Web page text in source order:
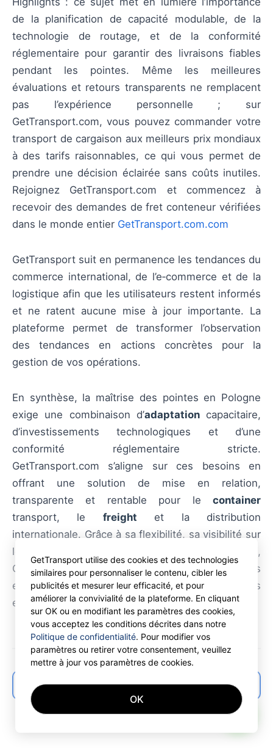
de la planification de capacité modulable, de la
technologie de routage, et de la conformité
réglementaire pour garantir des livraisons fiables
pendant les pointes. Même les meilleures
évaluations et retours transparents ne remplacent
pas l’expérience personnelle ; sur
GetTransport.com, vous pouvez commander votre
transport de cargaison aux meilleurs prix mondiaux
à des tarifs raisonnables, ce qui vous permet de
prendre une décision éclairée sans coûts inutiles.
Rejoignez GetTransport.com et commencez à
recevoir des demandes de fret conteneur vérifiées
dans le monde entier GetTransport.com.com
GetTransport suit en permanence les tendances du
commerce international, de l’e‑commerce et de la
logistique afin que les utilisateurs restent informés
et ne ratent aucune mise à jour importante. La
plateforme permet de transformer l’observation
des tendances en actions concrètes pour la
gestion de vos opérations.
En synthèse, la maîtrise des pointes en Pologne
exige une combinaison d’adaptationcapacitaire,
d’investissements technologiques et d’une
conformité réglementaire stricte.
GetTransport.com s’aligne sur ces besoins en
offrant une solution de mise en relation,
transparente et rentable pour le container
transport, le freight et la distribution
internationale. Grâce à sa flexibilité, sa visibilité sur
le marché et ses outils d’optimisation,
GetTransport.com simplifie la logistique des
expéditeurs et transporteurs, réduisant les coûts
et améliorant la fiabilité des livraisons.
← Back to articles list
GetTransport utilise des cookies et des technologies
similaires pour personnaliser le contenu, cibler les
publicités et mesurer leur efficacité, et pour
améliorer la convivialité de la plateforme. En cliquant
sur OK ou en modifiant les paramètres des cookies,
vous acceptez les conditions décrites dans notre
Politique de confidentialité. Pour modifier vos
paramètres ou retirer votre consentement, veuillez
mettre à jour vos paramètres de cookies.
OK
AI